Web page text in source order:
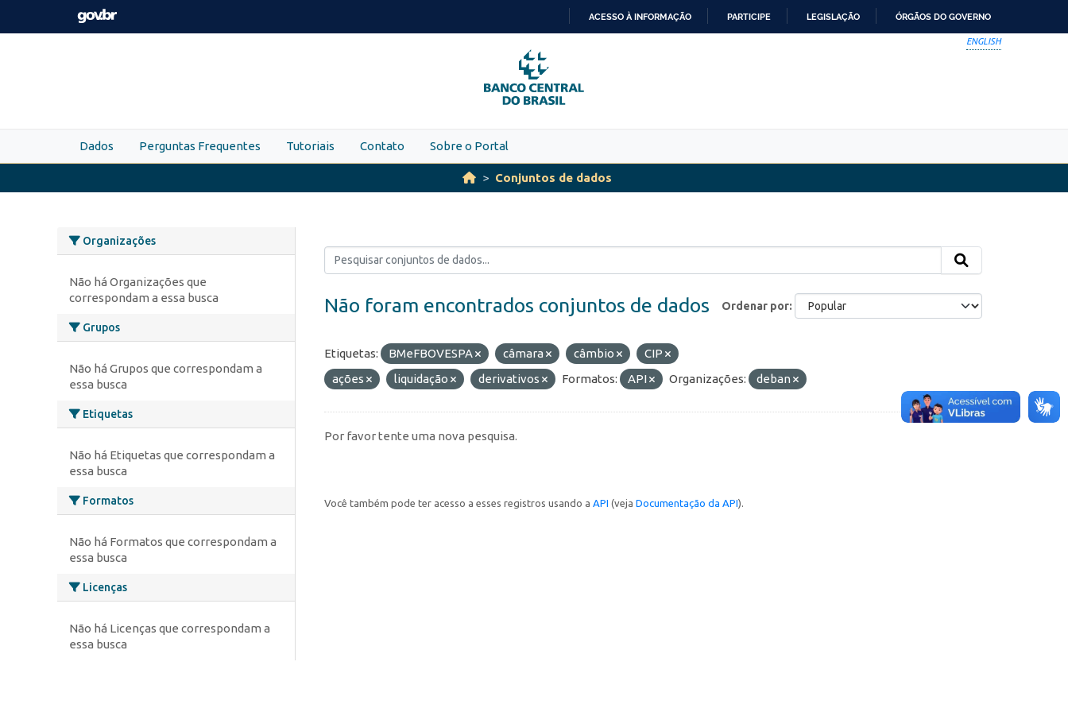
Skip to main content
PARA
O
CONTEÚDO
ACESSO À INFORMAÇÃO PARTICIPE LEGISLAÇÃO ÓRGÃOS DO GOVERNO
ENGLISH
Dados Perguntas Frequentes Tutoriais Contato Sobre o Portal
Conjuntos de dados
Organizações
Não há Organizações que
correspondam a essa busca
Grupos
Não há Grupos que correspondam a
essa busca
Etiquetas
Não há Etiquetas que correspondam a
essa busca
Formatos
Não há Formatos que correspondam a
essa busca
Licenças
Não há Licenças que correspondam a
essa busca
Ordenar por
Não foram encontrados conjuntos de dados
Etiquetas: BMeFBOVESPA câmara câmbio
CIP
ações
liquidação derivativos Formatos: API Organizações: deban
Por favor tente uma nova pesquisa.
Você também pode ter acesso a esses registros usando a API (veja Documentação da API).